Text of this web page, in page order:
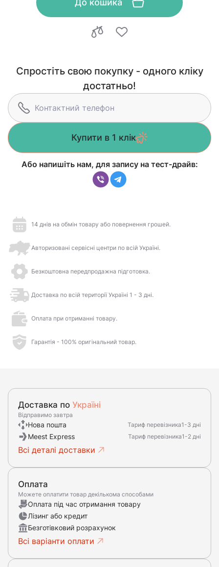
До кошика
Спростіть свою покупку - одного кліку
достатньо!
Купити в 1 клік
Або напишіть нам, для запису на тест-драйв:
14 днів на обмін товару або повернення грошей.
Авторизовані сервісні центри по всій Україні.
Безкоштовна передпродажна підготовка.
Доставка по всій території Україні 1 - 3 дні.
Оплата при отриманні товару.
Гарантія - 100% оригінальний товар.
Доставка по Україні
Відправимо завтра
Нова пошта Тариф перевізника1-3 дні
Meest Express Тариф перевізника1-2 дні
Всі деталі доставки
Оплата
Можете оплатити товар декількома способами
Оплата під час отримання товару
Лізинг або кредит
Безготівковий розрахунок
Всі варіанти оплати